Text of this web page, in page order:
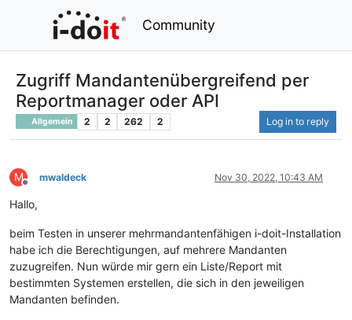
Community
Zugriff Mandantenübergreifend per
Reportmanager oder API
Allgemein 2 2 262 2 Log in to reply
M
Offline
mwaldeck Nov 30, 2022, 10:43 AM
Hallo,
beim Testen in unserer mehrmandantenfähigen i-doit-Installation
habe ich die Berechtigungen, auf mehrere Mandanten
zuzugreifen. Nun würde mir gern ein Liste/Report mit
bestimmten Systemen erstellen, die sich in den jeweiligen
Mandanten befinden.